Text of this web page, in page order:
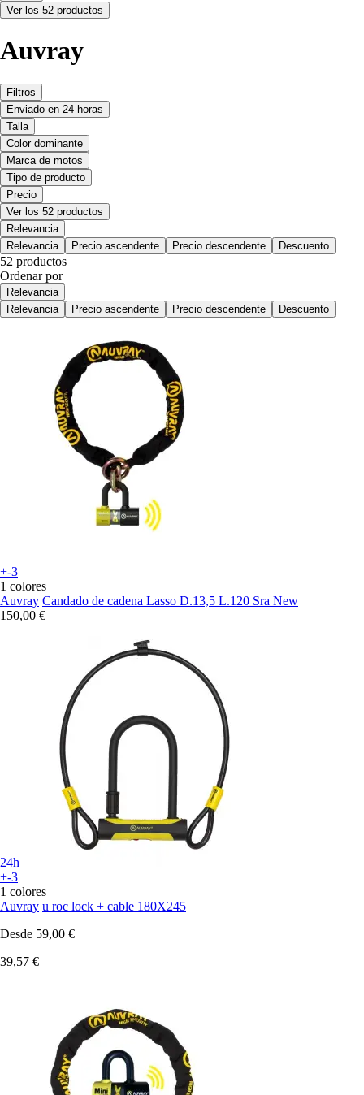
Ver los 52 productos
Auvray
Filtros
Enviado en 24 horas
Talla
Color dominante
Marca de motos
Tipo de producto
Precio
Ver los 52 productos
Relevancia
Relevancia
Precio ascendente Precio descendente Descuento
52 productos
Ordenar por
Relevancia
Relevancia
Precio ascendente Precio descendente Descuento
+-3
1 colores
Auvray Candado de cadena Lasso D.13,5 L.120 Sra New
150,00 €
24h
+-3
1 colores
Auvray u roc lock + cable 180X245
Desde 59,00 €
39,57 €